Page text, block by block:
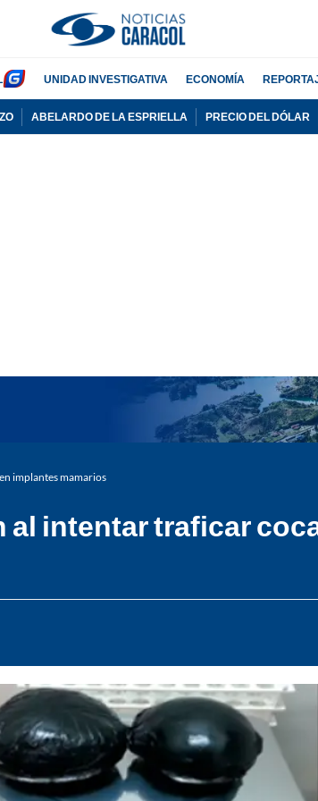
UNIDAD INVESTIGATIVA ECONOMÍA
ABELARDO DE LA ESPRIELLA PRECIO DEL DÓLAR
implantes mamarios
al intentar traficar